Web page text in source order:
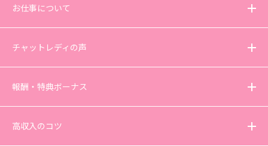
お仕事について
チャットレディの声
報酬・特典ボーナス
高収入のコツ